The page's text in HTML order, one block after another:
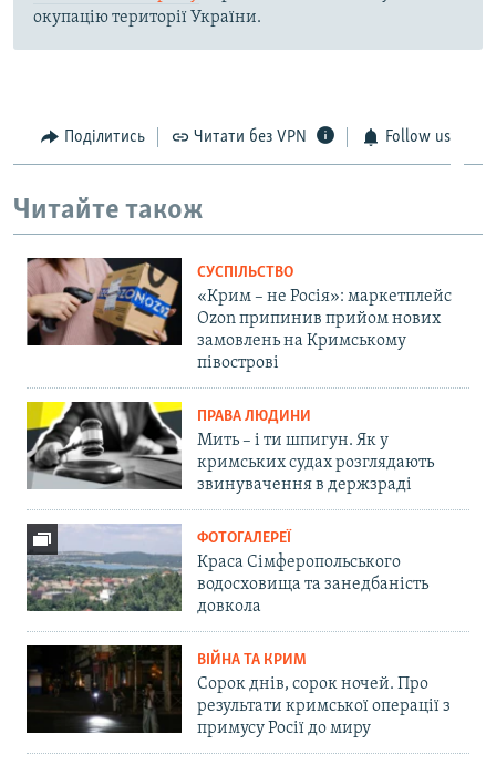
окупацію території України.
Поділитись Читати без VPN Follow us
Читайте також
СУСПІЛЬСТВО
«Крим – не Росія»: маркетплейс
Ozon припинив прийом нових
замовлень на Кримському
півострові
ПРАВА ЛЮДИНИ
Мить – і ти шпигун. Як у
кримських судах розглядають
звинувачення в держзраді
ФОТОГАЛЕРЕЇ
Краса Сімферопольського
водосховища та занедбаність
довкола
ВІЙНА ТА КРИМ
Сорок днів, сорок ночей. Про
результати кримської операції з
примусу Росії до миру